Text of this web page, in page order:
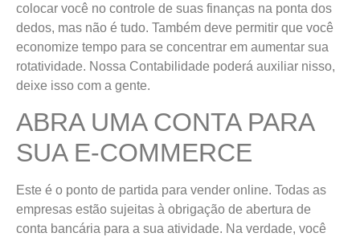
colocar você no controle de suas finanças na ponta dos
dedos, mas não é tudo. Também deve permitir que você
economize tempo para se concentrar em aumentar sua
rotatividade. Nossa Contabilidade poderá auxiliar nisso,
deixe isso com a gente.
ABRA UMA CONTA PARA
SUA E-COMMERCE
Este é o ponto de partida para vender online. Todas as
empresas estão sujeitas à obrigação de abertura de
conta bancária para a sua atividade. Na verdade, você